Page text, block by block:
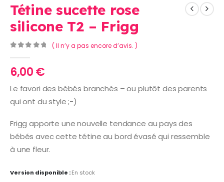
Tétine sucette rose
silicone T2 – Frigg
( Il n’y a pas encore d’avis. )
6,00€
Le favori des bébés branchés – ou plutôt des parents
qui ont du style ;-)
Frigg apporte une nouvelle tendance au pays des
bébés avec cette tétine au bord évasé qui ressemble
à une fleur.
Version disponible :En stock